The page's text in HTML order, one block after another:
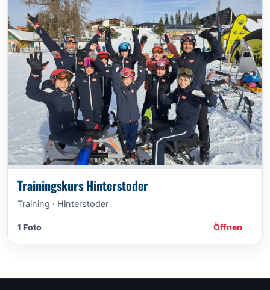
Trainingskurs Hinterstoder
Training · Hinterstoder
1 Foto Öffnen →